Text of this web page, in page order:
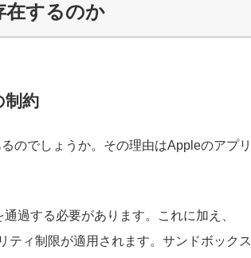
在するのか
制約
のでしょうか。その理由はAppleのアプリ
過する必要があります。これに加え、
ティ制限が適用されます。サンドボックス